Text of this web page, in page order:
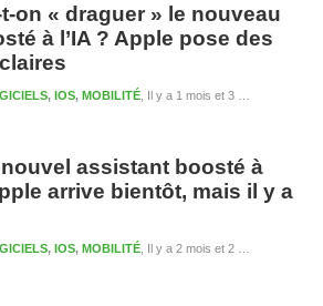
on « draguer » le nouveau
à l’IA ? Apple pose des
Il y a 1 mois et 3 semaines
, IOS, MOBILITÉ
assistant boosté à
arrive bientôt, mais il y a
Il y a 2 mois et 2 semaines
, IOS, MOBILITÉ